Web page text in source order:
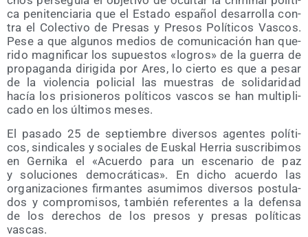
ca peni­ten­cia­ria que el Esta­do espa­ñol desa­rro­lla con­
tra el Colec­ti­vo de Pre­sas y Pre­sos Polí­ti­cos Vas­cos.
Pese a que algu­nos medios de comu­ni­ca­ción han que­
ri­do mag­ni­fi­car los supues­tos «logros» de la gue­rra de
pro­pa­gan­da diri­gi­da por Ares, lo cier­to es que a pesar
de la vio­len­cia poli­cial las mues­tras de soli­da­ri­dad
hacía los pri­sio­ne­ros polí­ti­cos vas­cos se han mul­ti­pli­
ca­do en los últi­mos meses.
El pasa­do 25 de sep­tiem­bre diver­sos agen­tes polí­ti­
cos, sin­di­ca­les y socia­les de Eus­kal Herria sus­cri­bi­mos
en Ger­ni­ka el «Acuer­do para un esce­na­rio de paz
y solu­cio­nes demo­crá­ti­cas». En dicho acuer­do las
orga­ni­za­cio­nes fir­man­tes asu­mi­mos diver­sos pos­tu­la­
dos y com­pro­mi­sos, tam­bién refe­ren­tes a la defen­sa
de los dere­chos de los pre­sos y pre­sas polí­ti­cas
vascas.